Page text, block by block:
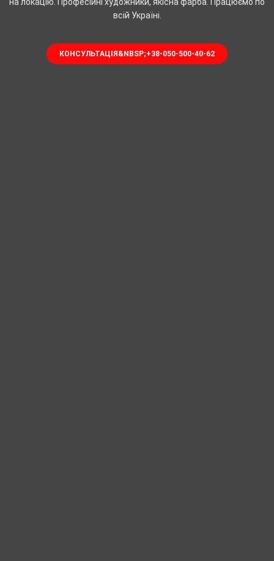
всій Україні.
КОНСУЛЬТАЦІЯ&NBSP;+38-050-500-40-62